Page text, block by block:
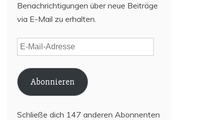
Benachrichtigungen über neue Beiträge
via E-Mail zu erhalten.
E-
Mail-
Adresse
Abonnieren
Schließe dich 147 anderen Abonnenten